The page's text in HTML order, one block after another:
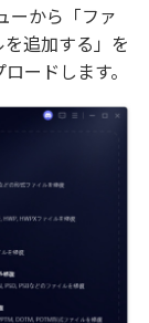
ーから「ファ
追加する」を
ードします。